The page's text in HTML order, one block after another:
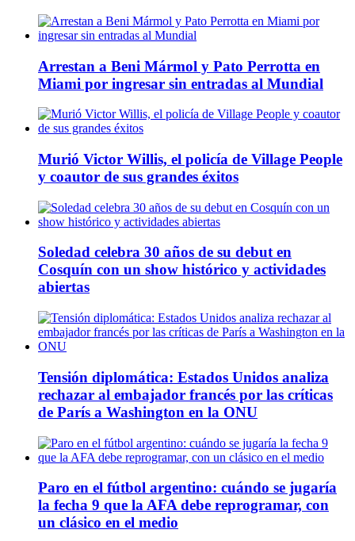
Arrestan a Beni Mármol y Pato Perrotta en
Miami por ingresar sin entradas al Mundial
Murió Victor Willis, el policía de Village People
y coautor de sus grandes éxitos
Soledad celebra 30 años de su debut en
Cosquín con un show histórico y actividades
abiertas
Tensión diplomática: Estados Unidos analiza
rechazar al embajador francés por las críticas
de París a Washington en la ONU
Paro en el fútbol argentino: cuándo se jugaría
la fecha 9 que la AFA debe reprogramar, con
un clásico en el medio